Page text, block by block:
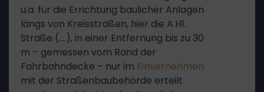
u.a. für die Errichtung baulicher Anlagen
längs von Kreisstraßen, hier die A.H1.
Straße (….), in einer Entfernung bis zu 30
m – gemessen vom Rand der
Fahrbahndecke – nur im Einvernehmen
mit der Straßenbaubehörde erteilt